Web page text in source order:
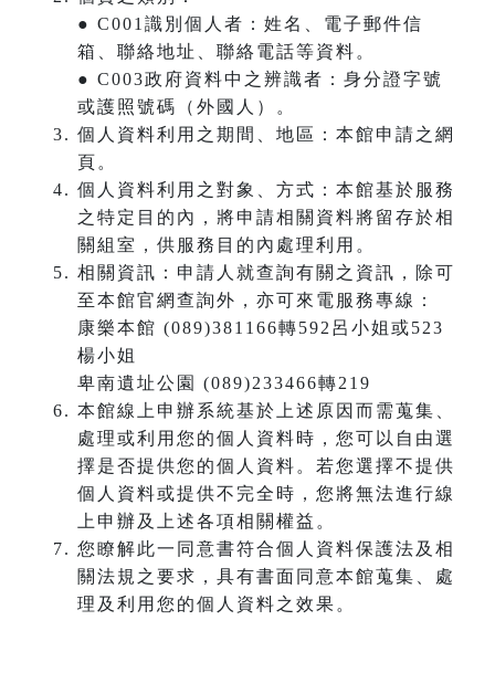
● C001識別個人者：姓名、電子郵件信
箱、聯絡地址、聯絡電話等資料。
● C003政府資料中之辨識者：身分證字號
或護照號碼（外國人）。
個人資料利用之期間、地區：本館申請之網
頁。
個人資料利用之對象、方式：本館基於服務
之特定目的內，將申請相關資料將留存於相
關組室，供服務目的內處理利用。
相關資訊：申請人就查詢有關之資訊，除可
至本館官網查詢外，亦可來電服務專線：
康樂本館 (089)381166轉592呂小姐或523
楊小姐
卑南遺址公園 (089)233466轉219
本館線上申辦系統基於上述原因而需蒐集、
處理或利用您的個人資料時，您可以自由選
擇是否提供您的個人資料。若您選擇不提供
個人資料或提供不完全時，您將無法進行線
上申辦及上述各項相關權益。
您瞭解此一同意書符合個人資料保護法及相
關法規之要求，具有書面同意本館蒐集、處
理及利用您的個人資料之效果。